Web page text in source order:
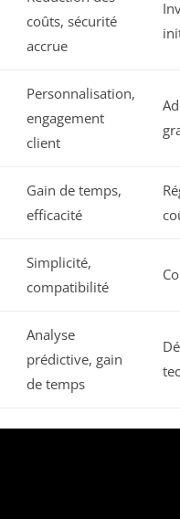
coûts, sécurité
accrue
Personnalisation,
engagement
client
Gain de temps,
efficacité
Simplicité,
compatibilité
Analyse
prédictive, gain
de temps